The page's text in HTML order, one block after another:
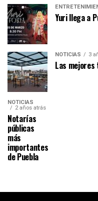
Yuri llega a
NOTICIAS 3
Las mejores
NOTICIAS
2 años atrás
Notarías
públicas
más
importantes
de Puebla